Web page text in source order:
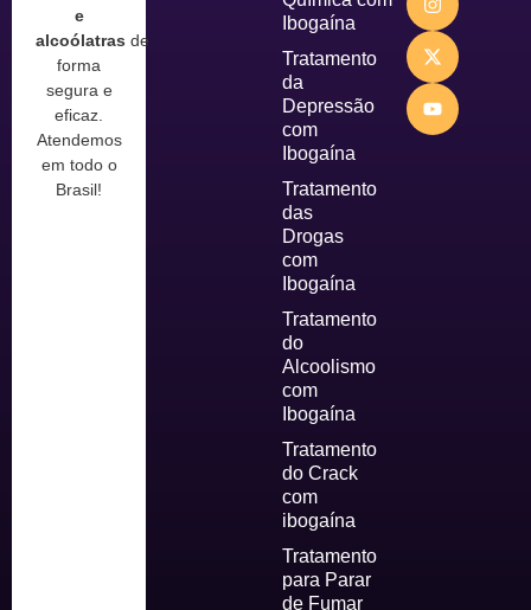
e
alcoólatras de
forma
segura e
eficaz.
Atendemos
em todo o
Brasil!
Ibogaína
Tratamento
da
Depressão
com
Ibogaína
Tratamento
das
Drogas
com
Ibogaína
Tratamento
do
Alcoolismo
com
Ibogaína
Tratamento
do Crack
com
ibogaína
Tratamento
para Parar
de Fumar